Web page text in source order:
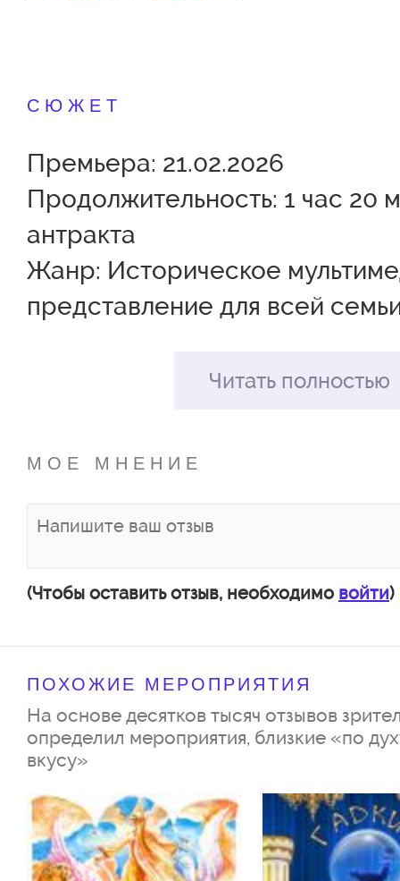
СЮЖЕТ
Премьера: 21.02.2026
Продолжительность: 1 час 20
антракта
Жанр: Историческое
представление для всей
Клементьева и Эдуарда
Постановочная группа
Эдуард Бояков
Цветной
Художник по свету: Алексей
Художник по костюмам:
Режиссер: Сергей Глазков
Хореограф-постановщик:
Режиссер по пластике: Софья
Читать полностью
МОЕ МНЕНИЕ
(Чтобы оставить отзыв, необходимо войти)
ПОХОЖИЕ МЕРОПРИЯТИЯ
На основе десятков тысяч отзывов
определил мероприятия, близкие «по
вкусу»